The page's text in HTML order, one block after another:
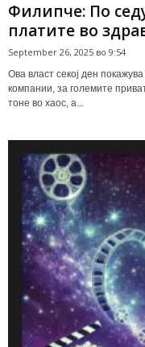
Филипче: По
платите во
September 26, 2025 во 9:54
Ова власт секој ден
компании, за големите
тоне во хаос, а...